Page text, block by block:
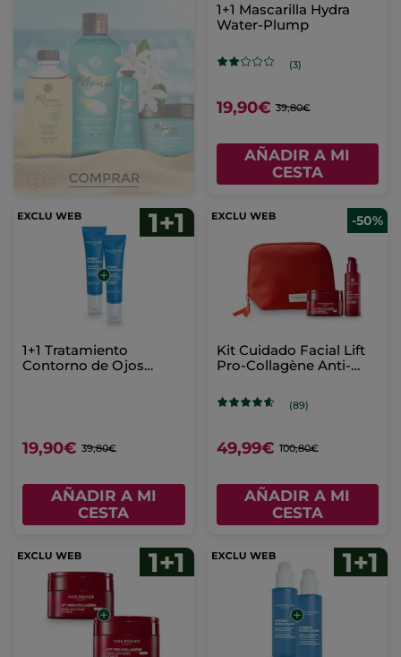
1+1 Mascarilla Hydra
Water-Plump
(3)
19,90€ 39,80€
AÑADIR A MI
CESTA
1+1 Tratamiento
Contorno de Ojos
19,90€ 39,80€
AÑADIR A MI
CESTA
-50%
Kit Cuidado Facial Lift
Pro-Collagène Anti-
(89)
49,99€ 100,80€
AÑADIR A MI
CESTA